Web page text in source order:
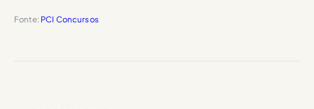
Fonte: PCI Concursos